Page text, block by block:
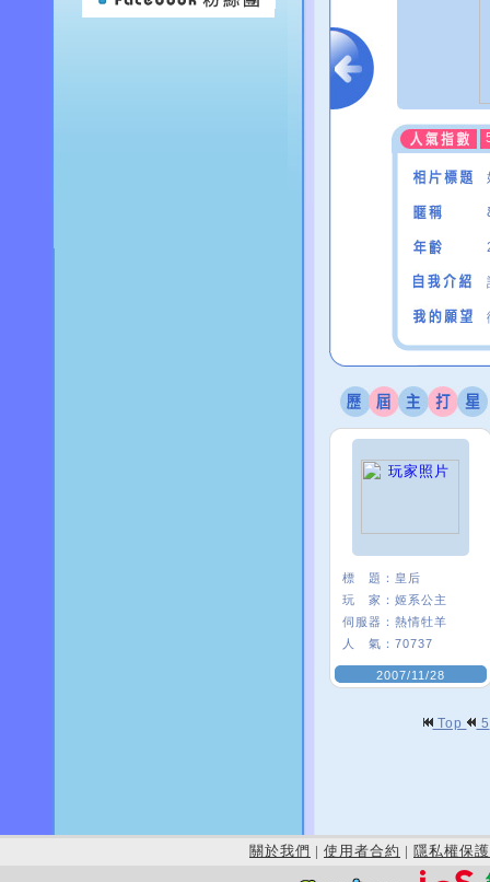
標 題： 皇后
玩 家： 姬系公主
伺服器： 熱情牡羊
人 氣： 70737
2007/11/28
Top 5
關於我們 | 使用者合約 | 隱私權保護